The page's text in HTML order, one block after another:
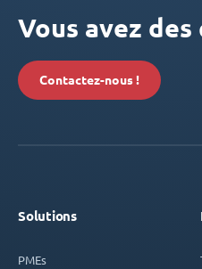
Vous avez
Contactez-nous !
Solutions
PMEs